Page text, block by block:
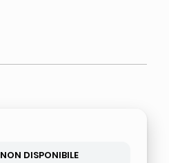
NON DISPONIBILE